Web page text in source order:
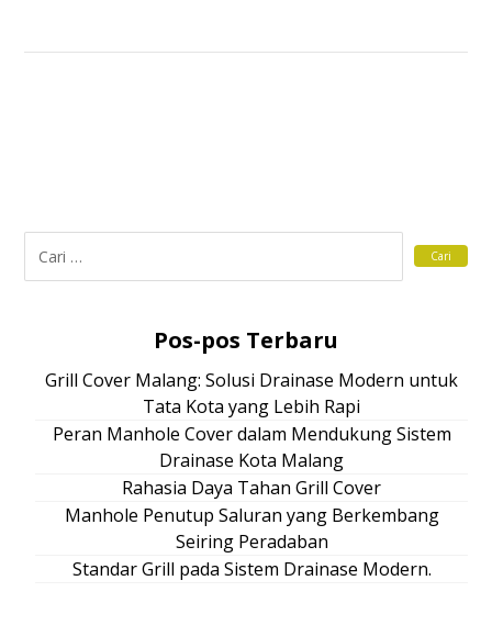
Pos-pos Terbaru
Grill Cover Malang: Solusi Drainase Modern untuk
Tata Kota yang Lebih Rapi
Peran Manhole Cover dalam Mendukung Sistem
Drainase Kota Malang
Rahasia Daya Tahan Grill Cover
Manhole Penutup Saluran yang Berkembang
Seiring Peradaban
Standar Grill pada Sistem Drainase Modern.